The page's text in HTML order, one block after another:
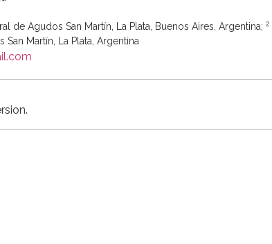
Agudos San Martín, La Plata, Buenos Aires, Argentina; 2
Martín, La Plata, Argentina